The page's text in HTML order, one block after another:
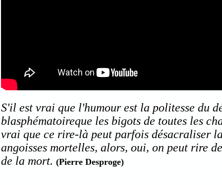
S'il est vrai que l'humour est la politesse du
blasphématoireque les bigots de toutes les
vrai que ce rire-là peut parfois désacraliser
angoisses mortelles, alors, oui, on peut rire
de la mort.(Pierre Desproge)